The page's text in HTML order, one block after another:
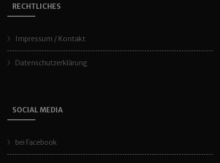
RECHTLICHES
Impressum / Kontakt
Datenschutzerklärung
SOCIAL MEDIA
bei Facebook